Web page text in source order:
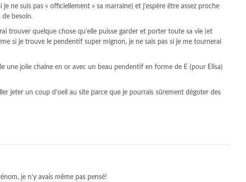
ne suis pas « officiellement » sa marraine) et j’espère être assez proche
de besoin.
trouver quelque chose qu’elle puisse garder et porter toute sa vie (et
si je trouve le pendentif super mignon, je ne sais pas si je me tournerai
une jolie chaine en or avec un beau pendentif en forme de E (pour Elisa)
jeter un coup d’oeil au site parce que je pourrais sûrement dégoter des
je n’y avais même pas pensé!